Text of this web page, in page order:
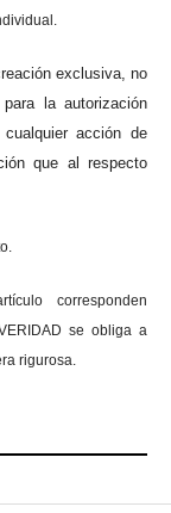
exclusiva, no
la autorización
acción de
que al respecto
corresponden
se obliga a
rigurosa.